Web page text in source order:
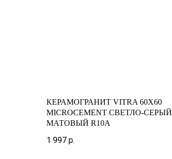
КЕРАМОГРАНИТ VITRA 60X60
MICROCEMENT СВЕТЛО-СЕРЫЙ
МАТОВЫЙ R10A
1 997 р.